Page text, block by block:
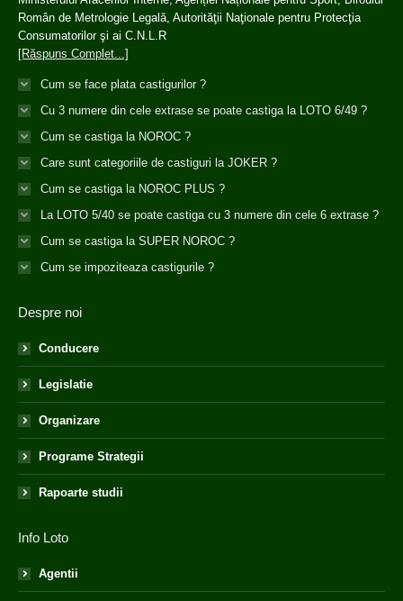
Român de Metrologie Legală, Autorităţii Naţionale pentru Protecţia
Consumatorilor şi ai C.N.L.R
[Răspuns Complet...]
Cum se face plata castigurilor ?
Cu 3 numere din cele extrase se poate castiga la LOTO 6/49 ?
Cum se castiga la NOROC ?
Care sunt categoriile de castiguri la JOKER ?
Cum se castiga la NOROC PLUS ?
La LOTO 5/40 se poate castiga cu 3 numere din cele 6 extrase ?
Cum se castiga la SUPER NOROC ?
Cum se impoziteaza castigurile ?
Despre noi
Conducere
Legislatie
Organizare
Programe Strategii
Rapoarte studii
Info Loto
Agentii